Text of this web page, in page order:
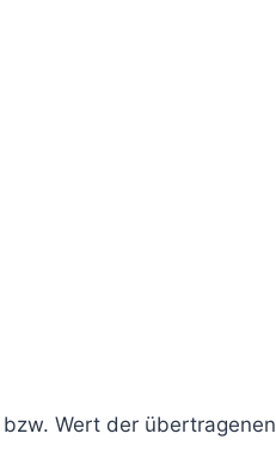
Wert der übertragenen